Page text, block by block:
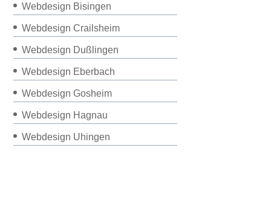
Webdesign Bisingen
Webdesign Crailsheim
Webdesign Dußlingen
Webdesign Eberbach
Webdesign Gosheim
Webdesign Hagnau
Webdesign Uhingen